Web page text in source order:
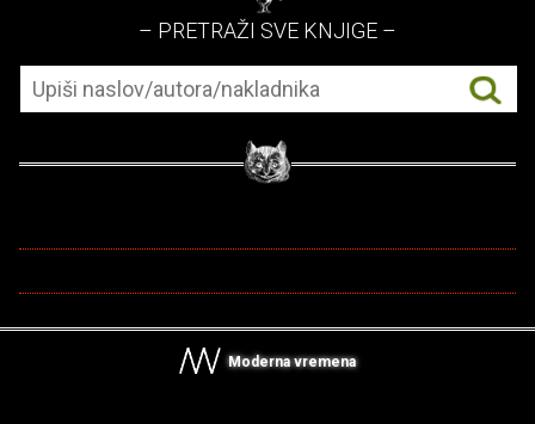
– PRETRAŽI SVE KNJIGE –
Moderna vremena